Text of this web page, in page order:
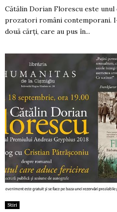
Cătălin Dorian Florescu este
prozatori români contemporani.
două cărți, care au pus în...
Stiri